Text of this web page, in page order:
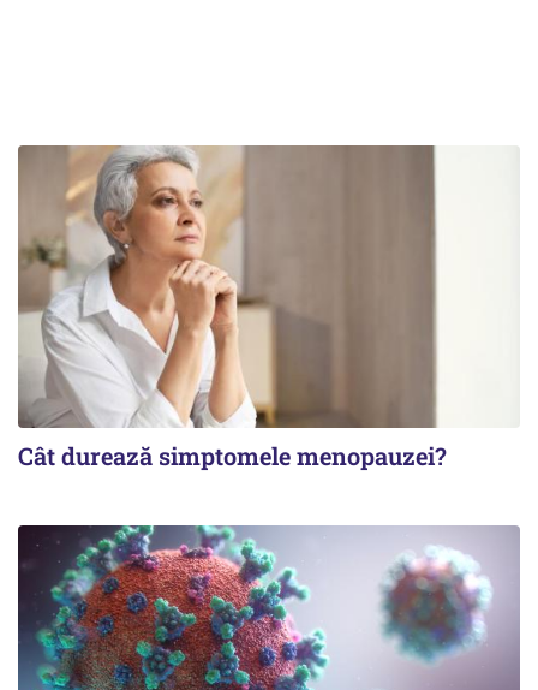
Cât durează simptomele menopauzei?